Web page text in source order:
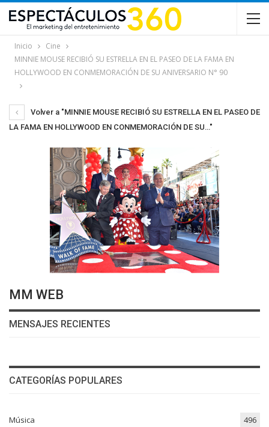
Inicio
Cine
MINNIE MOUSE RECIBIÓ SU ESTRELLA EN EL PASEO DE LA FAMA EN
HOLLYWOOD EN CONMEMORACIÓN DE SU ANIVERSARIO N° 90
Volver a "MINNIE MOUSE RECIBIÓ SU ESTRELLA EN EL PASEO DE
LA FAMA EN HOLLYWOOD EN CONMEMORACIÓN DE SU…"
MM WEB
MENSAJES RECIENTES
CATEGORÍAS POPULARES
Música 496